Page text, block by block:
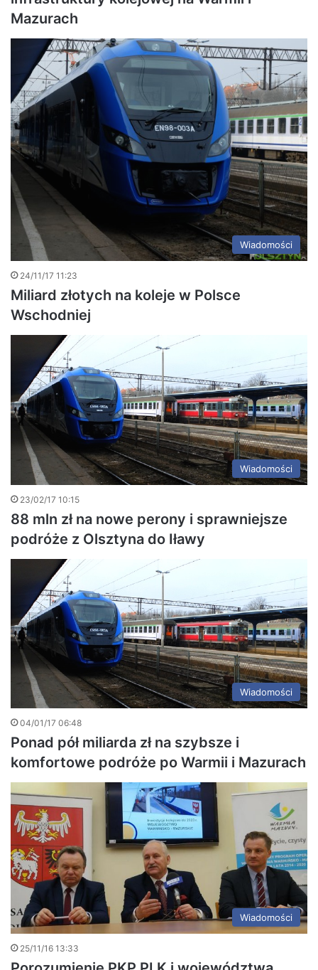
Mazurach
Wiadomości
24/11/17 11:23
Miliard złotych na koleje w Polsce
Wschodniej
Wiadomości
23/02/17 10:15
88 mln zł na nowe perony i sprawniejsze
podróże z Olsztyna do Iławy
Wiadomości
04/01/17 06:48
Ponad pół miliarda zł na szybsze i
komfortowe podróże po Warmii i Mazurach
Wiadomości
25/11/16 13:33